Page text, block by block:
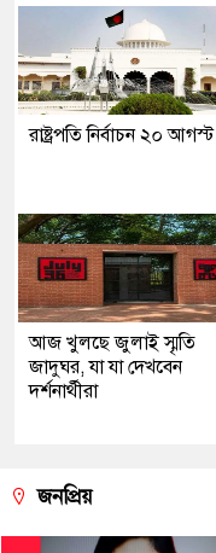
রাষ্ট্রপতি নির্বাচন ২০ আগস্ট
আজ খুলছে জুলাই স্মৃতি
জাদুঘর, যা যা দেখবেন
দর্শনার্থীরা
জনপ্রিয়